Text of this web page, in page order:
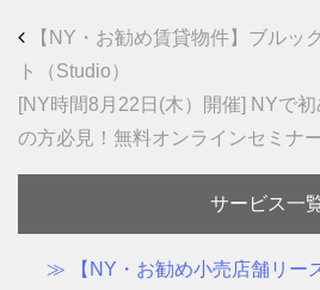
Post navigation
【NY・お勧め賃貸物件】ブルッ
ト（Studio）
[NY時間8月22日(木）開催] NYで
の方必見！無料オンラインセミナ
サービス一
≫ 【NY・お勧め小売店舗リー